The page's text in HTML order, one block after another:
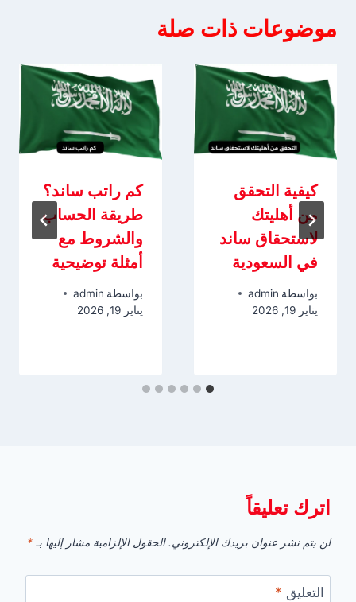
موضوعات ذات صلة
كيفية التحقق
من أهليتك
لاستحقاق ساند
في السعودية
بواسطة admin
يناير 19, 2026
كم راتب ساند؟
طريقة الحساب
والشروط مع
أمثلة توضيحية
بواسطة admin
يناير 19, 2026
اترك تعليقاً
لن يتم نشر عنوان بريدك الإلكتروني. الحقول الإلزامية مشار إليها بـ *
التعليق *